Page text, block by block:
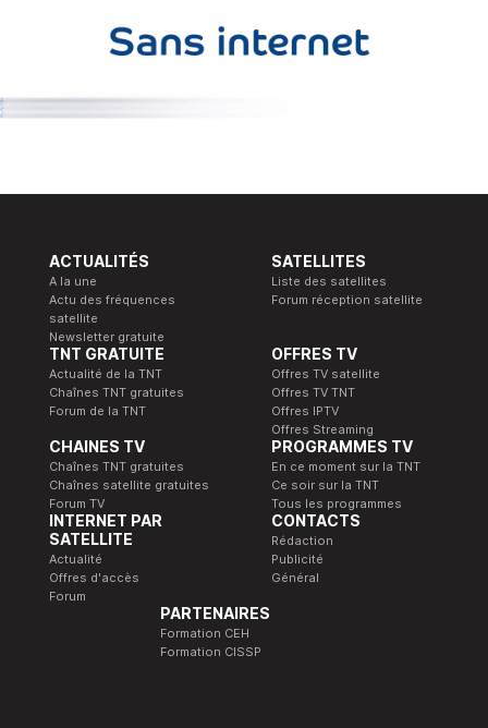
ACTUALITÉS
A la une
Actu des fréquences
satellite
Newsletter gratuite
SATELLITES
Liste des satellites
Forum réception satellite
TNT GRATUITE
Actualité de la TNT
Chaînes TNT gratuites
Forum de la TNT
OFFRES TV
Offres TV satellite
Offres TV TNT
Offres IPTV
Offres Streaming
CHAINES TV
Chaînes TNT gratuites
Chaînes satellite gratuites
Forum TV
PROGRAMMES TV
En ce moment sur la TNT
Ce soir sur la TNT
Tous les programmes
INTERNET PAR
SATELLITE
Actualité
Offres d'accès
Forum
CONTACTS
Rédaction
Publicité
Général
PARTENAIRES
Formation CEH
Formation CISSP